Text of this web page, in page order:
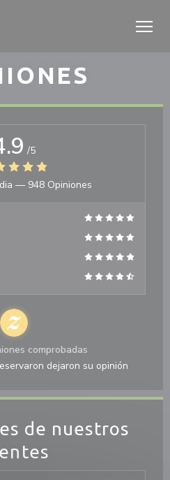
de cookies
de nuestros
/5
— 948 Opiniones
comprobadas
dejaron su opinión